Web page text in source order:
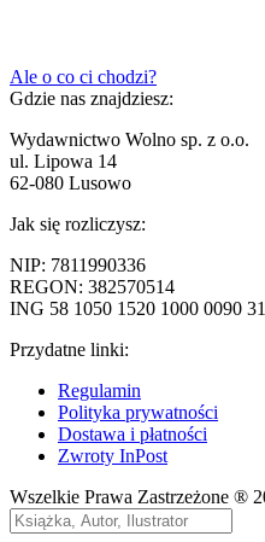
Nawigacja
wpisu
Poprzedni
wpis:
Ale o co ci chodzi?
Gdzie nas znajdziesz:
Wydawnictwo Wolno sp. z o.o.
ul. Lipowa 14
62-080 Lusowo
Jak się rozliczysz:
NIP: 7811990336
REGON: 382570514
ING 58 1050 1520 1000 0090
Przydatne linki:
Regulamin
Polityka prywatności
Dostawa i płatności
Zwroty InPost
Wszelkie Prawa Zastrzeżone ®